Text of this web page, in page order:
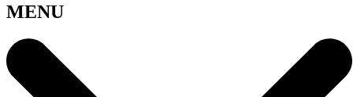
MENU